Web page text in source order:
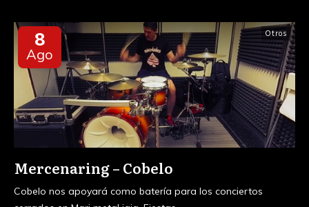
Otros
8
Ago
Mercenaring – Cobelo
Cobelo nos apoyará como batería para los conciertos